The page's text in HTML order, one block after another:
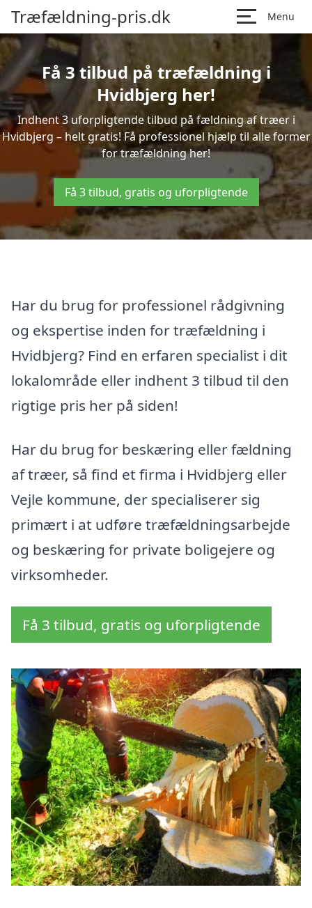
Træfældning-pris.dk Menu
Få 3 tilbud på træfældning i
Hvidbjerg her!
Indhent 3 uforpligtende tilbud på fældning af træer i
Hvidbjerg – helt gratis! Få professionel hjælp til alle former
for træfældning her!
Få 3 tilbud, gratis og uforpligtende
Har du brug for professionel rådgivning
og ekspertise inden for træfældning i
Hvidbjerg? Find en erfaren specialist i dit
lokalområde eller indhent 3 tilbud til den
rigtige pris her på siden!
Har du brug for beskæring eller fældning
af træer, så find et firma i Hvidbjerg eller
Vejle kommune, der specialiserer sig
primært i at udføre træfældningsarbejde
og beskæring for private boligejere og
virksomheder.
Få 3 tilbud, gratis og uforpligtende